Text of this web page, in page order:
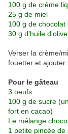
100 g de crème
25 g de miel
100 g de chocolat
30 g d'huile
Verser la crème/
fouetter et ajouter
Pour le gâteau
3 oeufs
100 g de sucre
fort en cacao)
Le mélange
1 petite pincée de